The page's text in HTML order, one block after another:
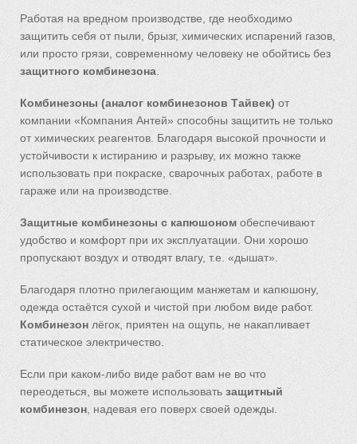
Работая на вредном производстве, где необходимо
защитить себя от пыли, брызг, химических испарений газов,
или просто грязи, современному человеку не обойтись без
защитного комбинезона
Комбинезоны (аналог комбинезонов Тайвек) от
компании «Компания Антей» способны защитить не только
от химических реагентов. Благодаря высокой прочности и
устойчивости к истиранию и разрыву, их можно также
использовать при покраске, сварочных работах, работе в
гараже или на производстве.
Защитные комбинезоны с капюшоном обеспечивают
удобство и комфорт при их эксплуатации. Они хорошо
пропускают воздух и отводят влагу, т.е. «дышат».
Благодаря плотно прилегающим манжетам и капюшону,
одежда остаётся сухой и чистой при любом виде работ.
Комбинезон лёгок, приятен на ощупь, не накапливает
статическое электричество.
Если при каком-либо виде работ вам не во что
переодеться, вы можете использовать защитный
комбинезон , надевая его поверх своей одежды.